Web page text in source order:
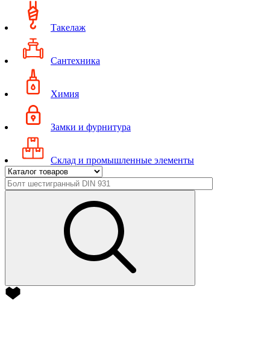
Такелаж
Сантехника
Химия
Замки и фурнитура
Склад и промышленные элементы